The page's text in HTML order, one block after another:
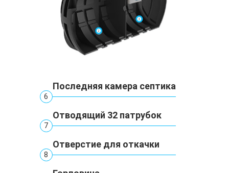
Последняя камера септика
6
Отводящий 32 патрубок
7
Отверстие для откачки
8